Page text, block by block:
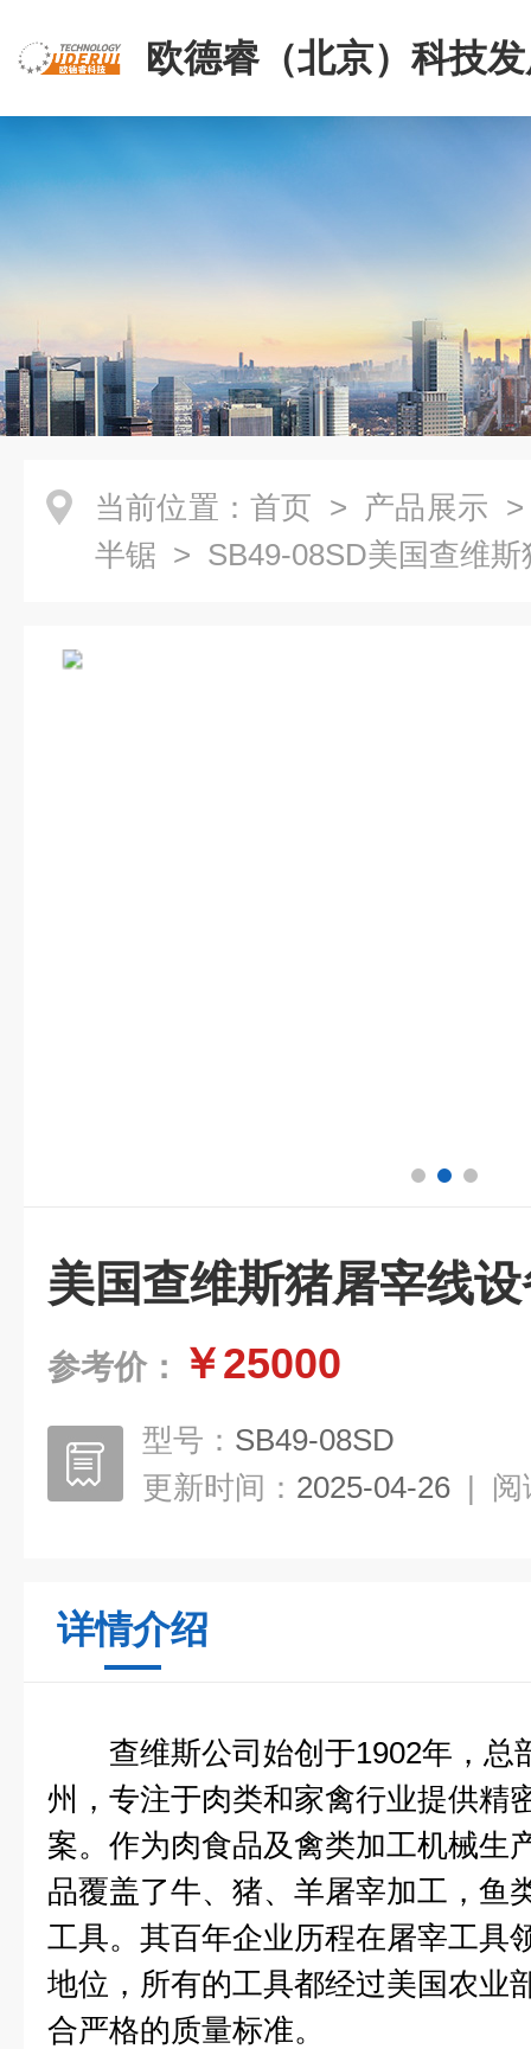
欧德睿（北京）科技
公司
当前位置： 首页 > 产品展示
半锯 > SB49-08SD美国查维斯
美国查维斯猪屠宰线
参考价： ￥25000
型号： SB49-08SD
更新时间： 2025-04-26 | 阅
详情介绍
查维斯公司始创于1902年，总
州，专注于肉类和家禽行业提供精
案。作为肉食品及禽类加工机械生
品覆盖了牛、猪、羊屠宰加工，鱼
工具。其百年企业历程在屠宰工具
地位，所有的工具都经过美国农业
合严格的质量标准。